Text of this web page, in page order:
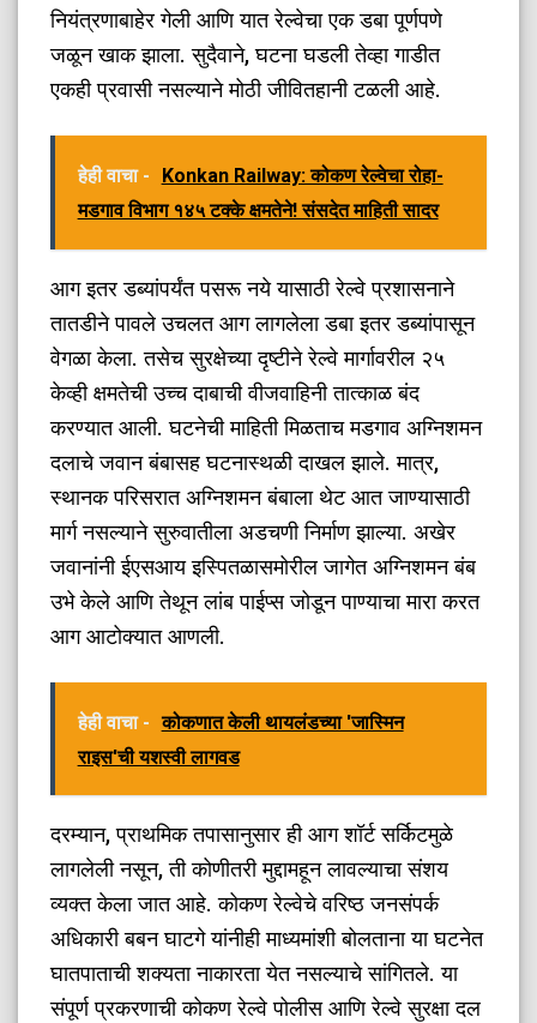
नियंत्रणाबाहेर गेली आणि यात रेल्वेचा एक डबा पूर्णपणे
जळून खाक झाला. सुदैवाने, घटना घडली तेव्हा गाडीत
एकही प्रवासी नसल्याने मोठी जीवितहानी टळली आहे.
हेही वाचा -
Konkan Railway: कोकण रेल्वेचा रोहा-
मडगाव विभाग १४५ टक्के क्षमतेने! संसदेत माहिती सादर
​आग इतर डब्यांपर्यंत पसरू नये यासाठी रेल्वे प्रशासनाने
तातडीने पावले उचलत आग लागलेला डबा इतर डब्यांपासून
वेगळा केला. तसेच सुरक्षेच्या दृष्टीने रेल्वे मार्गावरील २५
केव्ही क्षमतेची उच्च दाबाची वीजवाहिनी तात्काळ बंद
करण्यात आली. घटनेची माहिती मिळताच मडगाव अग्निशमन
दलाचे जवान बंबासह घटनास्थळी दाखल झाले. मात्र,
स्थानक परिसरात अग्निशमन बंबाला थेट आत जाण्यासाठी
मार्ग नसल्याने सुरुवातीला अडचणी निर्माण झाल्या. अखेर
जवानांनी ईएसआय इस्पितळासमोरील जागेत अग्निशमन बंब
उभे केले आणि तेथून लांब पाईप्स जोडून पाण्याचा मारा करत
आग आटोक्यात आणली.
हेही वाचा - कोकणात केली थायलंडच्या 'जास्मिन
राइस'ची यशस्वी लागवड
​दरम्यान, प्राथमिक तपासानुसार ही आग शॉर्ट सर्किटमुळे
लागलेली नसून, ती कोणीतरी मुद्दामहून लावल्याचा संशय
व्यक्त केला जात आहे. कोकण रेल्वेचे वरिष्ठ जनसंपर्क
अधिकारी बबन घाटगे यांनीही माध्यमांशी बोलताना या घटनेत
घातपाताची शक्यता नाकारता येत नसल्याचे सांगितले. या
संपूर्ण प्रकरणाची कोकण रेल्वे पोलीस आणि रेल्वे सुरक्षा दल